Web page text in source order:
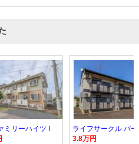
ミリーハイツ I
ライフサークル パ
3.8万円